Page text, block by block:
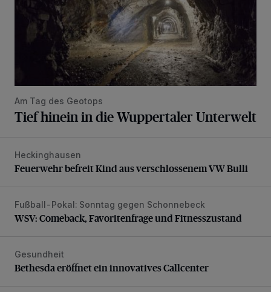
Am Tag des Geotops
Tief hinein in die Wuppertaler Unterwelt
Feuerwehr befreit Kind aus verschlossenem VW Bulli
Heckinghausen
Feuerwehr befreit Kind aus verschlossenem VW Bulli
WSV: Comeback, Favoritenfrage und Fitnesszustand
Fußball-Pokal: Sonntag gegen Schonnebeck
WSV: Comeback, Favoritenfrage und Fitnesszustand
Bethesda eröffnet ein innovatives Callcenter
Gesundheit
Bethesda eröffnet ein innovatives Callcenter